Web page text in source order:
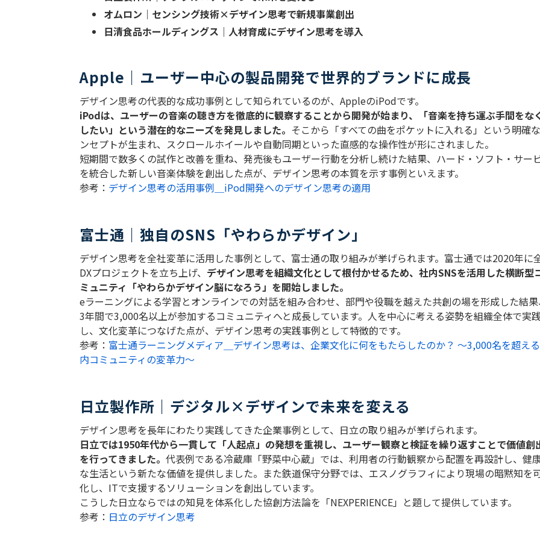
オムロン｜センシング技術×デザイン思考で新規事業創出
日清食品ホールディングス｜人材育成にデザイン思考を導入
Apple｜ユーザー中心の製品開発で世界的ブランドに成長
デザイン思考の代表的な成功事例として知られているのが、 AppleのiPodです。
iPodは、ユーザーの音楽の聴き方を徹底的に観察することから開発が始まり、「音楽を持ち運ぶ手間をな
したい」という潜在的なニーズを発見しました。 そこから「すべての曲をポケットに入れる」という明確
ンセプトが生まれ、スクロールホイールや自動同期といった直感的な操作性が形にされました。
短期間で数多くの試作と改善を重ね、発売後もユーザー行動を分析し続けた結果、ハード・ソフト・サー
を統合した新しい音楽体験を創出した点が、デザイン思考の本質を示す事例といえます。
参考： デザイン思考の活用事例＿iPod開発へのデザイン思考の適用
富士通｜独自のSNS「やわらかデザイン」
デザイン思考を全社変革に活用した事例として、富士通の取り組みが挙げられます。富士通では2020年に
DXプロジェクトを立ち上げ、 デザイン思考を組織文化として根付かせるため、社内SNSを活用した横断型
ミュニティ「やわらかデザイン脳になろう」を開始しました。
eラーニングによる学習とオンラインでの対話を組み合わせ、部門や役職を越えた共創の場を形成した結果
3年間で3,000名以上が参加するコミュニティへと成長しています。人を中心に考える姿勢を組織全体で実践
し、文化変革につなげた点が、デザイン思考の実践事例として特徴的です。
参考： 富士通ラーニングメディア＿デザイン思考は、企業文化に何をもたらしたのか？ ～3,000名を超え
内コミュニティの変革力～
日立製作所｜デジタル×デザインで未来を変える
デザイン思考を長年にわたり実践してきた企業事例として、日立の取り組みが挙げられます。
日立では1950年代から一貫して「人起点」の発想を重視し、ユーザー観察と検証を繰り返すことで価値創
を行ってきました。 代表例である冷蔵庫「野菜中心蔵」では、利用者の行動観察から配置を再設計し、健
な生活という新たな価値を提供しました。また鉄道保守分野では、エスノグラフィにより現場の暗黙知を
化し、 ITで支援するソリューションを創出しています。
こうした日立ならではの知見を体系化した協創方法論を「NEXPERIENCE」と題して提供しています。
参考： 日立のデザイン思考